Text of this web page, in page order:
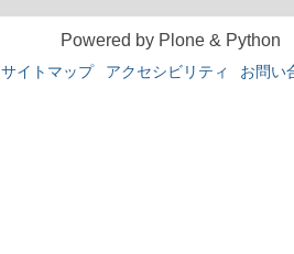
Powered by Plone & Python
サイトマップ アクセシビリティ お問い